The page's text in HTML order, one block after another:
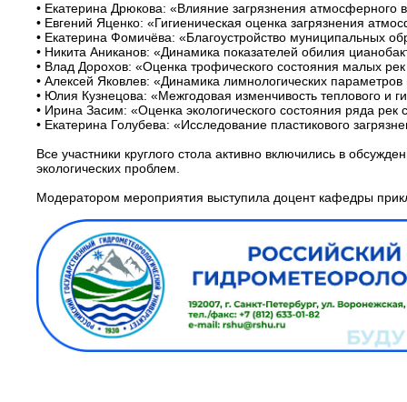
• Екатерина Дрюкова: «Влияние загрязнения атмосферного
• Евгений Яценко: «Гигиеническая оценка загрязнения
• Екатерина Фомичёва: «Благоустройство муниципальных
• Никита Аниканов: «Динамика показателей обилия
• Влад Дорохов: «Оценка трофического состояния малых
• Алексей Яковлев: «Динамика лимнологических
• Юлия Кузнецова: «Межгодовая изменчивость теплового и
• Ирина Засим: «Оценка экологического состояния ряда
• Екатерина Голубева: «Исследование пластикового
Все участники круглого стола активно включились в
экологических проблем.
Модератором мероприятия выступила доцент кафедры